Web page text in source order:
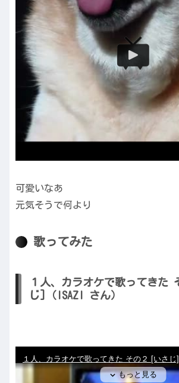
可愛いなあ
元気そうで何より
歌ってみた
１人、カラオケで歌ってきた
じ]（ISAZI さん）